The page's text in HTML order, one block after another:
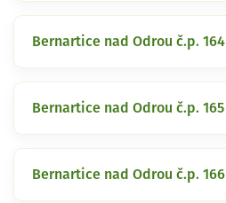
Bernartice nad Odrou č.p. 164
Bernartice nad Odrou č.p. 165
Bernartice nad Odrou č.p. 166